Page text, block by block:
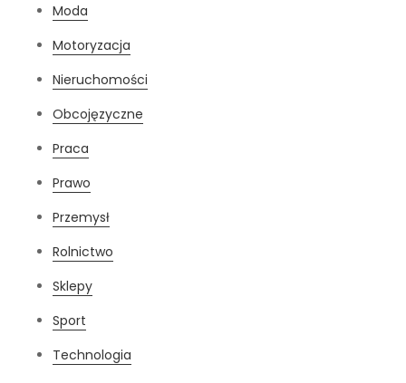
Moda
Motoryzacja
Nieruchomości
Obcojęzyczne
Praca
Prawo
Przemysł
Rolnictwo
Sklepy
Sport
Technologia